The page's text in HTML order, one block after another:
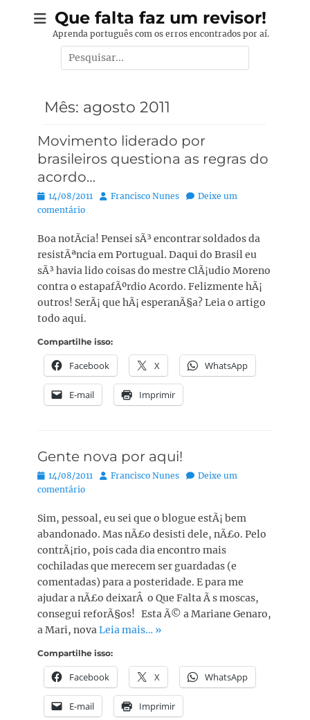
Que falta faz um revisor!
Aprenda português com os erros encontrados por aí.
Pesquisar
por:
Mês: agosto 2011
Movimento liderado por
brasileiros questiona as regras do
acordo…
Posted
on
14/08/2011 Autor:
Francisco Nunes
Deixe um
comentário
Boa notÃ­cia! Pensei sÃ³ encontrar soldados da
resistÃªncia em Portugual. Daqui do Brasil eu
sÃ³ havia lido coisas do mestre ClÃ¡udio Moreno
contra o estapafÃºrdio Acordo. Felizmente hÃ¡
outros! SerÃ¡ que hÃ¡ esperanÃ§a? Leia o artigo
todo aqui.
Compartilhe isso:
Facebook X WhatsApp
E-mail Imprimir
Gente nova por aqui!
Posted
on
14/08/2011 Autor:
Francisco Nunes
Deixe um
comentário
Sim, pessoal, eu sei que o blogue estÃ¡ bem
abandonado. Mas nÃ£o desisti dele, nÃ£o. Pelo
contrÃ¡rio, pois cada dia encontro mais
cochiladas que merecem ser guardadas (e
comentadas) para a posteridade. E para me
ajudar a nÃ£o deixarÂ o Que Falta Ã s moscas,
consegui reforÃ§os! Esta Ã© a Mariane Genaro,
a Mari, novaLeia mais… »
Compartilhe isso:
Facebook X WhatsApp
E-mail Imprimir